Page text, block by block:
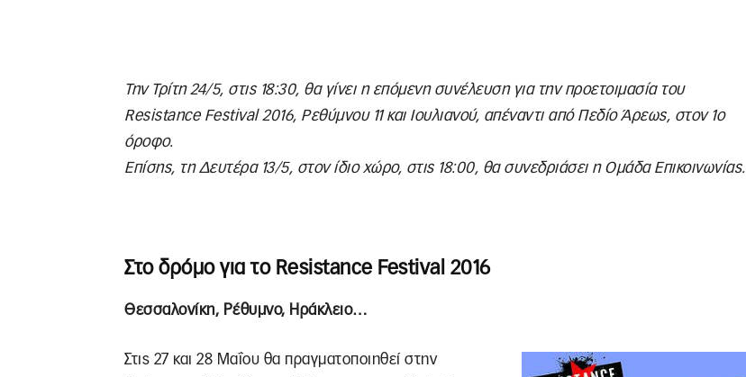
Την Τρίτη 24/5, στις 18:30, θα γίνει η επόμενη συνέλευση για την προετοιμασία του
Resistance Festival 2016, Ρεθύμνου 11 και Ιουλιανού, απέναντι από Πεδίο Άρεως, στον 1ο
όροφο.
Επίσης, τη Δευτέρα 13/5, στον ίδιο χώρο, στις 18:00, θα συνεδριάσει η Ομάδα Επικοινωνίας.
Στο δρόμο για το Resistance Festival 2016
Θεσσαλονίκη, Ρέθυμνο, Ηράκλειο…
Στις 27 και 28 Μαΐου θα πραγματοποιηθεί στην